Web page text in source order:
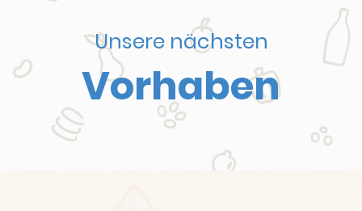
Unsere nächsten
Vorhaben